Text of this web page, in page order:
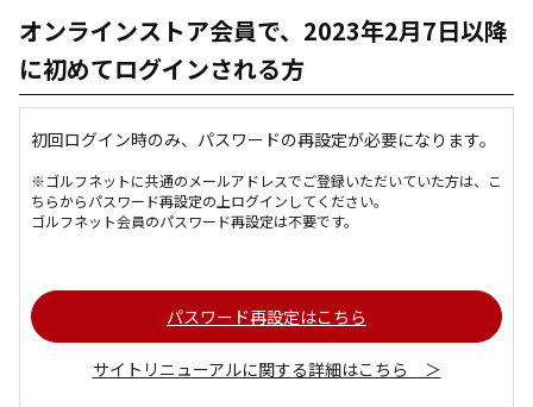
オンラインストア会員で、2023年2月7日以降
に初めてログインされる方
初回ログイン時のみ、パスワードの再設定が必要になります。
※ゴルフネットに共通のメールアドレスでご登録いただいていた方は、こ
ちらからパスワード再設定の上ログインしてください。
ゴルフネット会員のパスワード再設定は不要です。
パスワード再設定はこちら
サイトリニューアルに関する詳細はこちら ＞